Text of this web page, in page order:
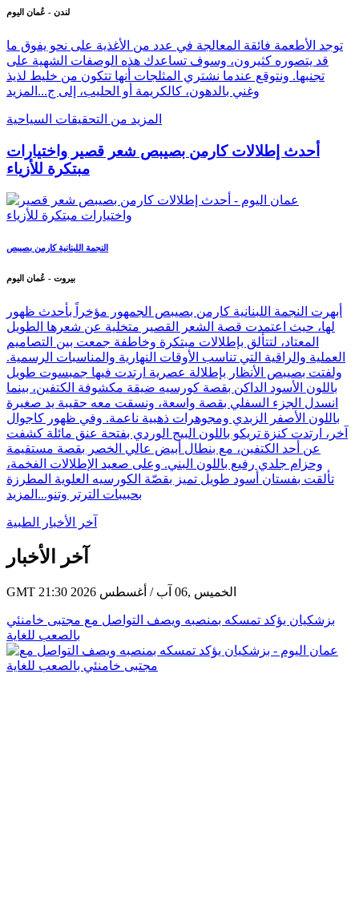
لندن - عُمان اليوم
توجد الأطعمة فائقة المعالجة في عدد من الأغذية على نحو يفوق ما
قد يتصوره كثيرون، وسوف تساعدك هذه الوصفات الشهية على
تجنبها. ونتوقع عندما نشتري المثلجات أنها تتكون من خليط لذيذ
وغني بالدهون، كالكريمة أو الحليب، إلى ج... المزيد
المزيد من التحقيقات السياحية
أحدث إطلالات كارمن بصيبص شعر قصير واختيارات
مبتكرة للأزياء
النجمة اللبنانية كارمن بصيبص
بيروت - عُمان اليوم
أبهرت النجمة اللبنانية كارمن بصيبص الجمهور مؤخراً بأحدث ظهور
لها، حيث اعتمدت قصة الشعر القصير متخلية عن شعرها الطويل
المعتاد، لتتألق بإطلالات مبتكرة وخاطفة جمعت بين التصاميم
العملية والراقية التي تناسب الأوقات النهارية والمناسبات الرسمية.
ولفتت بصيبص الأنظار بإطلالة عصرية ارتدت فيها جمبسوت طويل
باللون الأسود الداكن بقصة كورسيه ضيقة مكشوفة الكتفين، بينما
انسدل الجزء السفلي بقصة واسعة، ونسقت معه حقيبة يد صغيرة
باللون الأصفر الزبدي ومجوهرات ذهبية ناعمة. وفي ظهور كاجوال
آخر، ارتدت كنزة تريكو باللون البيج الوردي بفتحة عنق مائلة كشفت
عن أحد الكتفين، مع بنطال أبيض عالي الخصر بقصة مستقيمة
وحزام جلدي رفيع باللون البني. وعلى صعيد الإطلالات الفخمة،
تألقت بفستان أسود طويل تميز بقصّة الكورسيه العلوية المطرزة
بحبيبات الترتر وتنو... المزيد
آخر الأخبار الطبية
آخر الأخبار
GMT 21:30 2026 الخميس ,06 آب / أغسطس
بزشكيان يؤكد تمسكه بمنصبه ويصف التواصل مع مجتبى خامنئي
بالصعب للغاية